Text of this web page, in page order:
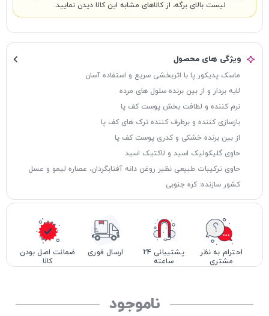
لیست بالای برگه، از کالاهای مشابه این کالا دیدن نمایید.
ویژگی های محصول
ماسک پدیکور پا با اثربخشی سریع و استفاده آسان
لایه بردار و از بین برنده سلول های مرده
نرم کننده و لطافت بخش پوست کف پا
بازسازی کننده و برطرف کننده ترک های کف پا
از بین برنده خشکی و کدری پوست کف پا
حاوی گلیکولیک اسید و لاکتیک اسید
حاوی ترکیبات طبیعی نظیر روغن دانه آفتابگردان، عصاره لیمو و عسل
کشور سازنده: کره جنوبی
احترام به نظر
مشتری
پشتیبانی 24
ساعته
ارسال فوری
ضمانت اصل بودن
کالا
ناموجود